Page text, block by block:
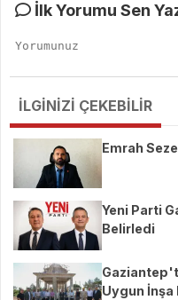
İlk Yorumu Sen
İLGİNİZİ ÇEKEBİLİR
Emrah
Yeni Parti
Belirledi
Uygun